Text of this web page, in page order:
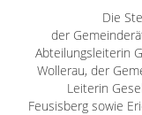
Die
der
Abteilungsleiterin
Wollerau, der
Leiterin
Feusisberg sowie